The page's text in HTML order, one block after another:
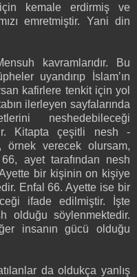
kemale erdirmiş ve
emretmiştir. Yani din
kavramlarıdır. Bu
uyandırıp İslam’ın
kafirlere tenkit için yol
ilerleyen sayfalarında
neshedebileceği
Kitapta çeşitli nesh -
örnek verecek olursam,
ayet tarafından nesh
bir kişinin on kişiye
Enfal 66. Ayette ise bir
ifade edilmiştir. İşte
olduğu söylenmektedir.
insanın gücü olduğu
da oldukça yanlış